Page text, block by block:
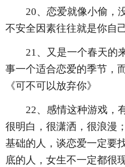
20、恋爱就像小偷，
不安全因素往往就是你自己
21、又是一个春天的
事一个适合恋爱的季节
《可不可以放弃你》
22、感情这种游戏，
很明白，很潇洒，很浪漫
基础的人，谈恋爱一定要
底的人，女生不一定都很